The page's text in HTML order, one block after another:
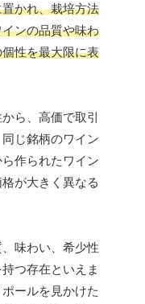
かれ、栽培方法
ンの品質や味わ
性を最大限に表
ら、高価で取引
じ銘柄のワイン
作られたワイン
が大きく異なる
味わい、希少性
つ存在といえま
ールを見かけた